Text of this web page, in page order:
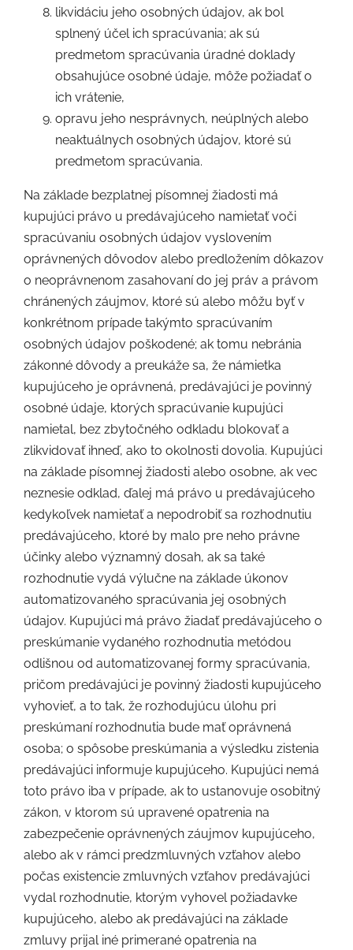
likvidáciu jeho osobných údajov, ak bol
splnený účel ich spracúvania; ak sú
predmetom spracúvania úradné doklady
obsahujúce osobné údaje, môže požiadať o
ich vrátenie,
opravu jeho nesprávnych, neúplných alebo
neaktuálnych osobných údajov, ktoré sú
predmetom spracúvania.
Na základe bezplatnej písomnej žiadosti má
kupujúci právo u predávajúceho namietať voči
spracúvaniu osobných údajov vyslovením
oprávnených dôvodov alebo predložením dôkazov
o neoprávnenom zasahovaní do jej práv a právom
chránených záujmov, ktoré sú alebo môžu byť v
konkrétnom prípade takýmto spracúvaním
osobných údajov poškodené; ak tomu nebránia
zákonné dôvody a preukáže sa, že námietka
kupujúceho je oprávnená, predávajúci je povinný
osobné údaje, ktorých spracúvanie kupujúci
namietal, bez zbytočného odkladu blokovať a
zlikvidovať ihneď, ako to okolnosti dovolia. Kupujúci
na základe písomnej žiadosti alebo osobne, ak vec
neznesie odklad, ďalej má právo u predávajúceho
kedykoľvek namietať a nepodrobiť sa rozhodnutiu
predávajúceho, ktoré by malo pre neho právne
účinky alebo významný dosah, ak sa také
rozhodnutie vydá výlučne na základe úkonov
automatizovaného spracúvania jej osobných
údajov. Kupujúci má právo žiadať predávajúceho o
preskúmanie vydaného rozhodnutia metódou
odlišnou od automatizovanej formy spracúvania,
pričom predávajúci je povinný žiadosti kupujúceho
vyhovieť, a to tak, že rozhodujúcu úlohu pri
preskúmaní rozhodnutia bude mať oprávnená
osoba; o spôsobe preskúmania a výsledku zistenia
predávajúci informuje kupujúceho. Kupujúci nemá
toto právo iba v prípade, ak to ustanovuje osobitný
zákon, v ktorom sú upravené opatrenia na
zabezpečenie oprávnených záujmov kupujúceho,
alebo ak v rámci predzmluvných vzťahov alebo
počas existencie zmluvných vzťahov predávajúci
vydal rozhodnutie, ktorým vyhovel požiadavke
kupujúceho, alebo ak predávajúci na základe
zmluvy prijal iné primerané opatrenia na